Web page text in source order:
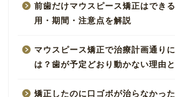
前歯だけマウスピース矯正はでき
用・期間・注意点を解説
マウスピース矯正で治療計画通り
は？歯が予定どおり動かない理由
矯正したのに口ゴボが治らなかっ